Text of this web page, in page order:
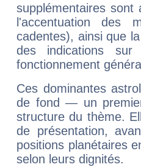
supplémentaires sont
l'accentuation des
cadentes), ainsi que
des indications sur
fonctionnement
Ces dominantes
de fond — un
structure du thème.
de présentation,
positions planétaires
selon leurs dignités.